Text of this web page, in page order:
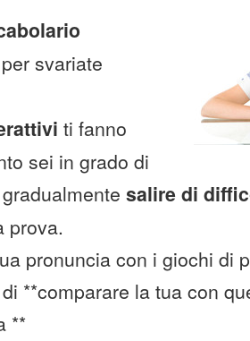
per svariate
ti fanno
sei in grado di
salire di
prova.
pronuncia con i giochi di
**comparare la tua con
**